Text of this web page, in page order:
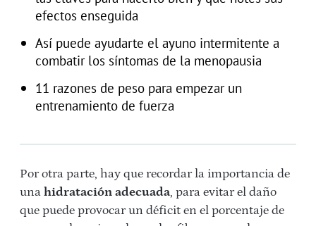
efectos enseguida
Así puede ayudarte el ayuno intermitente a
combatir los síntomas de la menopausia
11 razones de peso para empezar un
entrenamiento de fuerza
Por otra parte, hay que recordar la importancia de
una hidratación adecuada, para evitar el daño
que puede provocar un déficit en el porcentaje de